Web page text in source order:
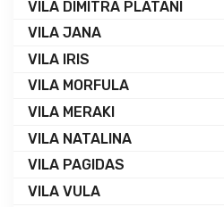
VILA DIMITRA PLATANI
VILA JANA
VILA IRIS
VILA MORFULA
VILA MERAKI
VILA NATALINA
VILA PAGIDAS
VILA VULA